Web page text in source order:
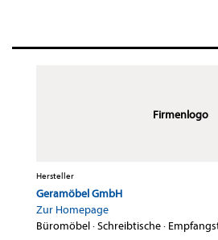
Firmenlogo
Hersteller
Geramöbel GmbH
Zur Homepage
Büromöbel·Schreibtische·